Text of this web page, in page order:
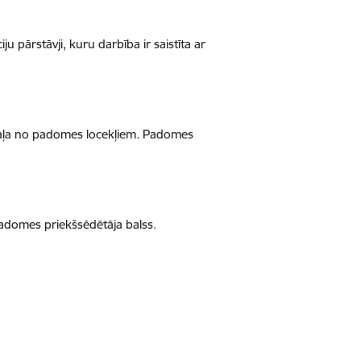
pārstāvji, kuru darbība ir saistīta ar
no padomes locekļiem. Padomes
priekšsēdētāja balss.